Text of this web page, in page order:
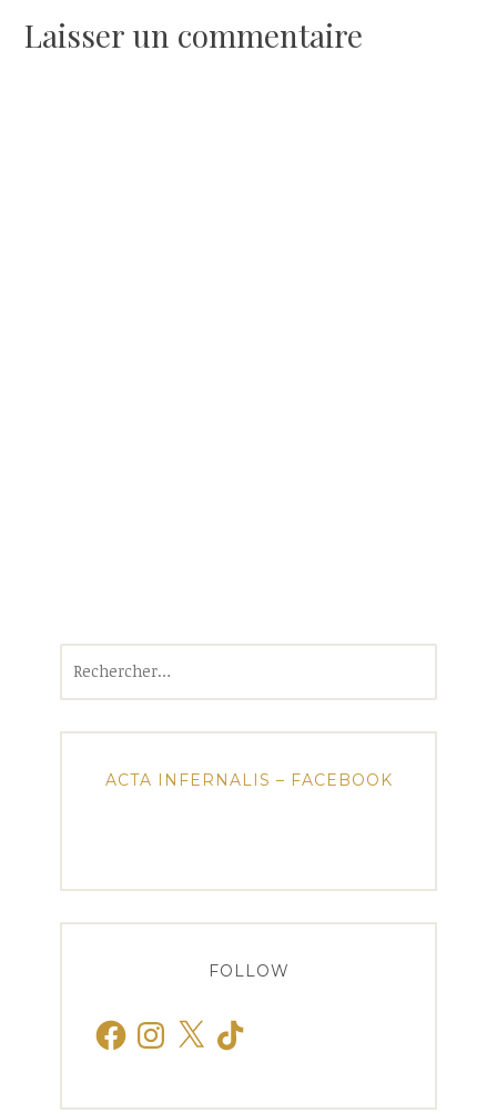
Laisser un commentaire
ACTA INFERNALIS – FACEBOOK
FOLLOW
FacebookInstagram
X TikTok